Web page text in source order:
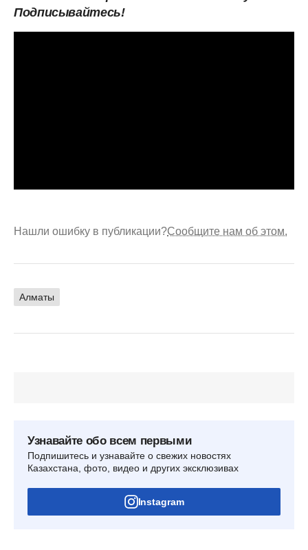
Подписывайтесь!
Нашли ошибку в публикации?Сообщите нам об этом.
Алматы
Узнавайте обо всем первыми
Подпишитесь и узнавайте о свежих новостях
Казахстана, фото, видео и других эксклюзивах
Instagram